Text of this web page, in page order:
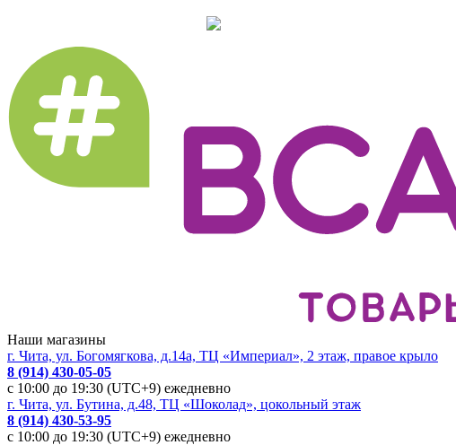
Наши магазины
г. Чита, ул. Богомягкова, д.14а, ТЦ «Империал», 2 этаж, правое крыло
8 (914) 430-05-05
с 10:00 до 19:30 (UTC+9) ежедневно
г. Чита, ул. Бутина, д.48, ТЦ «Шоколад», цокольный этаж
8 (914) 430-53-95
с 10:00 до 19:30 (UTC+9) ежедневно